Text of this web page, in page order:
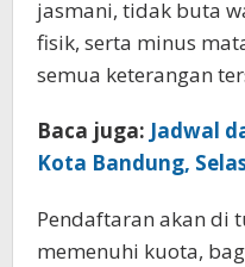
jasmani, tidak buta
fisik, serta minus
semua keterangan
Baca juga: Jadwal
Kota Bandung,
Pendaftaran akan di
memenuhi kuota,